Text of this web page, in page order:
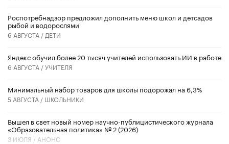
Роспотребнадзор предложил дополнить меню школ и детсадов
рыбой и водорослями
6 АВГУСТА / ДЕТИ
​Яндекс обучил более 20 тысяч учителей использовать ИИ в работе
6 АВГУСТА /УЧИТЕЛЯ
Минимальный набор товаров для школы подорожал на 6,3%
5 АВГУСТА / ШКОЛЬНИКИ
Вышел в свет новый номер научно-публицистического журнала
«Образовательная политика» № 2 (2026)
3 ИЮЛЯ / АНОНС